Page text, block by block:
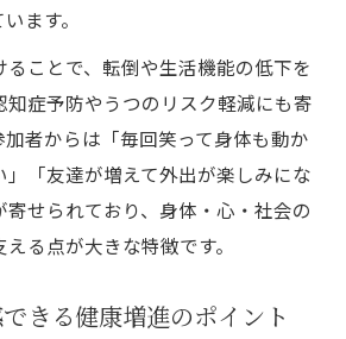
ます。
ことで、転倒や生活機能の低下を
知症予防やうつのリスク軽減にも寄
者からは「毎回笑って身体も動か
「友達が増えて外出が楽しみにな
寄せられており、身体・心・社会の
る点が大きな特徴です。
きる健康増進のポイント